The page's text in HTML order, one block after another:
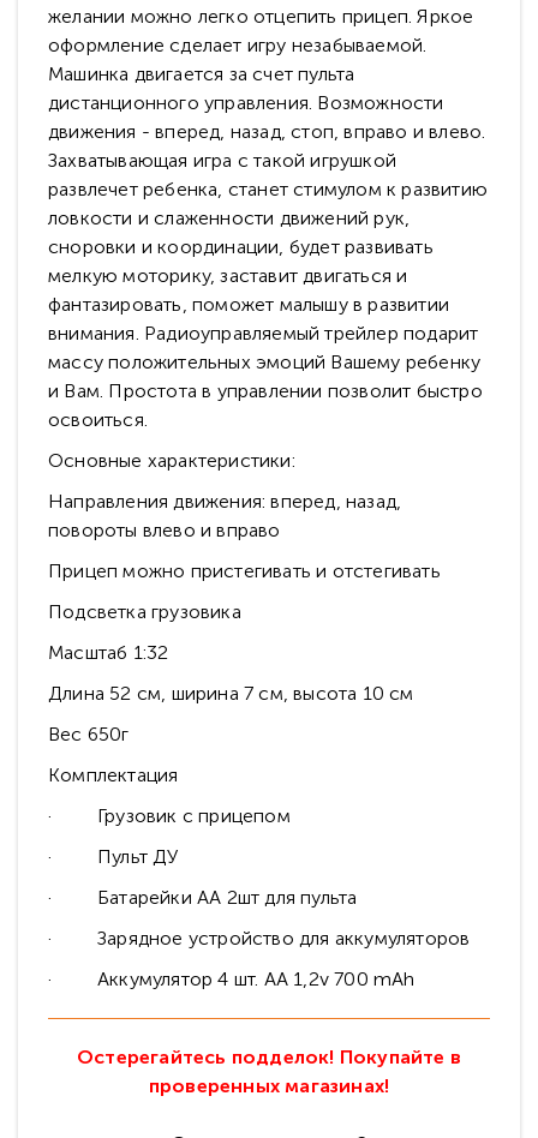
желании можно легко отцепить прицеп. Яркое
оформление сделает игру незабываемой.
Машинка двигается за счет пульта
дистанционного управления. Возможности
движения - вперед, назад, стоп, вправо и влево.
Захватывающая игра с такой игрушкой
развлечет ребенка, станет стимулом к развитию
ловкости и слаженности движений рук,
сноровки и координации, будет развивать
мелкую моторику, заставит двигаться и
фантазировать, поможет малышу в развитии
внимания. Радиоуправляемый трейлер подарит
массу положительных эмоций Вашему ребенку
и Вам. Простота в управлении позволит быстро
освоиться.
Основные характеристики:
Направления движения: вперед, назад,
повороты влево и вправо
Прицеп можно пристегивать и отстегивать
Подсветка грузовика
Масштаб 1:32
Длина 52 см, ширина 7 см, высота 10 см
Вес 650г
Комплектация
· Грузовик с прицепом
· Пульт ДУ
· Батарейки АА 2шт для пульта
· Зарядное устройство для аккумуляторов
· Аккумулятор 4 шт. AA 1,2v 700 mAh
Остерегайтесь подделок! Покупайте в
проверенных магазинах!